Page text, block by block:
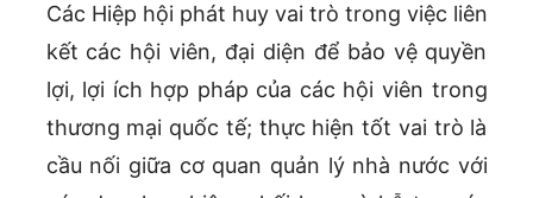
Các Hiệp hội phát huy vai trò trong việc liên
kết các hội viên, đại diện để bảo vệ quyền
lợi, lợi ích hợp pháp của các hội viên trong
thương mại quốc tế; thực hiện tốt vai trò là
cầu nối giữa cơ quan quản lý nhà nước với